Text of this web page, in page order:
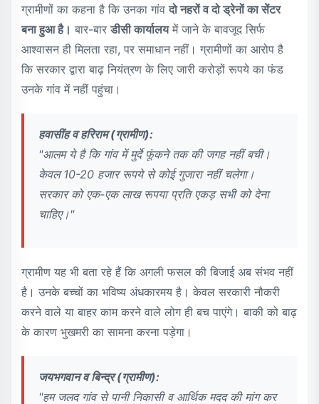
ग्रामीणों का कहना है कि उनका गांवदो नहरों व दो ड्रेनों का सेंटर
बना हुआ है। बार-बारडीसी कार्यालयमें जाने के बावजूद सिर्फ
आश्वासन ही मिलता रहा, पर समाधान नहीं। ग्रामीणों का आरोप है
कि सरकार द्वारा बाढ़ नियंत्रण के लिए जारी करोड़ों रूपये का फंड
उनके गांव में नहीं पहुंचा।
हवासींह व हरिराम (ग्रामीण):
"आलम ये है कि गांव में मुर्दे फूंकने तक की जगह नहीं बची।
केवल 10-20 हजार रूपये से कोई गुजारा नहीं चलेगा।
सरकार को एक-एक लाख रूपया प्रति एकड़ सभी को देना
चाहिए।"
ग्रामीण यह भी बता रहे हैं कि अगली फसल की बिजाई अब संभव नहीं
है। उनके बच्चों का भविष्य अंधकारमय है। केवल सरकारी नौकरी
करने वाले या बाहर काम करने वाले लोग ही बच पाएंगे। बाकी को बाढ़
के कारण भुखमरी का सामना करना पड़ेगा।
जयभगवान व बिन्द्र (ग्रामीण):
"हम जलद गांव से पानी निकासी व आर्थिक मदद की मांग कर